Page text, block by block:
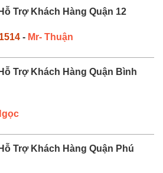
Trợ Khách Hàng Quận 12
- Mr- Thuận
Trợ Khách Hàng Quận Bình
Trợ Khách Hàng Quận Phú